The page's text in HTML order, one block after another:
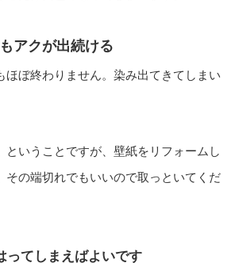
アクが出続ける
ほぼ終わりません。染み出てきてしまい
ということですが、壁紙をリフォームし
その端切れでもいいので取っといてくだ
ってしまえばよいです